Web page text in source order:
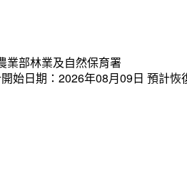
業部林業及自然保育署
始日期：2026年08月09日 預計